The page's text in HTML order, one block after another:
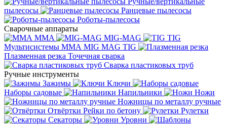
пылесосы
Ранцевые пылесосы
Роботы-пылесосы
Сварочные аппараты
MMA
MIG-MAG
TIG
Мультисистемы ММА MIG MAG TIG
Плазменная резка Точечная сварка
Cварка пластиковых труб
Ручные инструменты
Зажимы
Ключи
Наборы садовые
Напильники
Ножи
Ножницы по металлу ручные
Отвёртки Рейки по бетону
Рулетки
Секаторы
Уровни